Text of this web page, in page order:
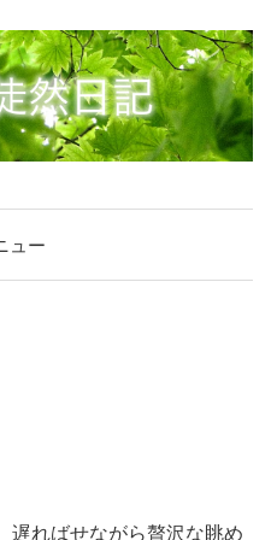
ュー
遅ればせながら贅沢な眺め